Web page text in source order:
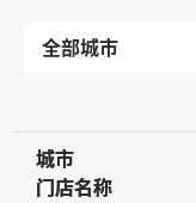
城市
城市
门店名称
门店名称